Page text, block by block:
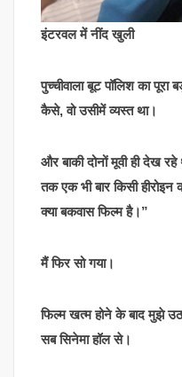
इंटरवल में नींद खुली
पुच्चीवाला बूट पॉलिश का पूरा
कैसे, वो उसीमें व्यस्त था।
और बाकी दोनों मूवी ही देख
तक एक भी बार किसी हीरोइन
क्या बकवास फिल्म है।”
मैं फिर सो गया।
फिल्म खत्म होने के बाद मुझे
सब सिनेमा हॉल से।